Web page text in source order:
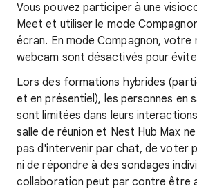
Vous pouvez participer à une
Meet et utiliser le mode
écran. En mode Compagnon,
webcam sont désactivés pour
Lors des formations hybrides
et en présentiel), les personnes en
sont limitées dans leurs
salle de réunion et Nest Hub Max
pas d'intervenir par chat, de voter
ni de répondre à des sondages
collaboration peut par contre être